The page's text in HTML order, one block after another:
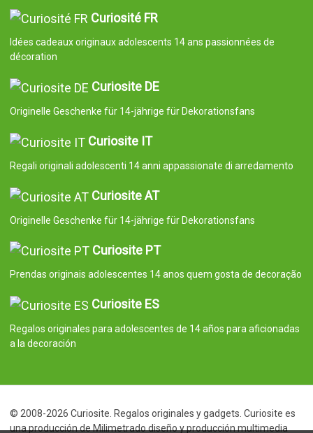
Curiosité FR
Idées cadeaux originaux adolescents 14 ans passionnées de
décoration
Curiosite DE
Originelle Geschenke für 14-jährige für Dekorationsfans
Curiosite IT
Regali originali adolescenti 14 anni appassionate di arredamento
Curiosite AT
Originelle Geschenke für 14-jährige für Dekorationsfans
Curiosite PT
Prendas originais adolescentes 14 anos quem gosta de decoração
Curiosite ES
Regalos originales para adolescentes de 14 años para aficionadas
a la decoración
© 2008-2026 Curiosite. Regalos originales y gadgets. Curiosite es
una producción de Milimetrado diseño y producción multimedia